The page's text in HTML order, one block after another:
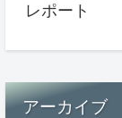
レポート
アーカイブ